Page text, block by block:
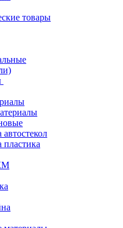
товары
пластика